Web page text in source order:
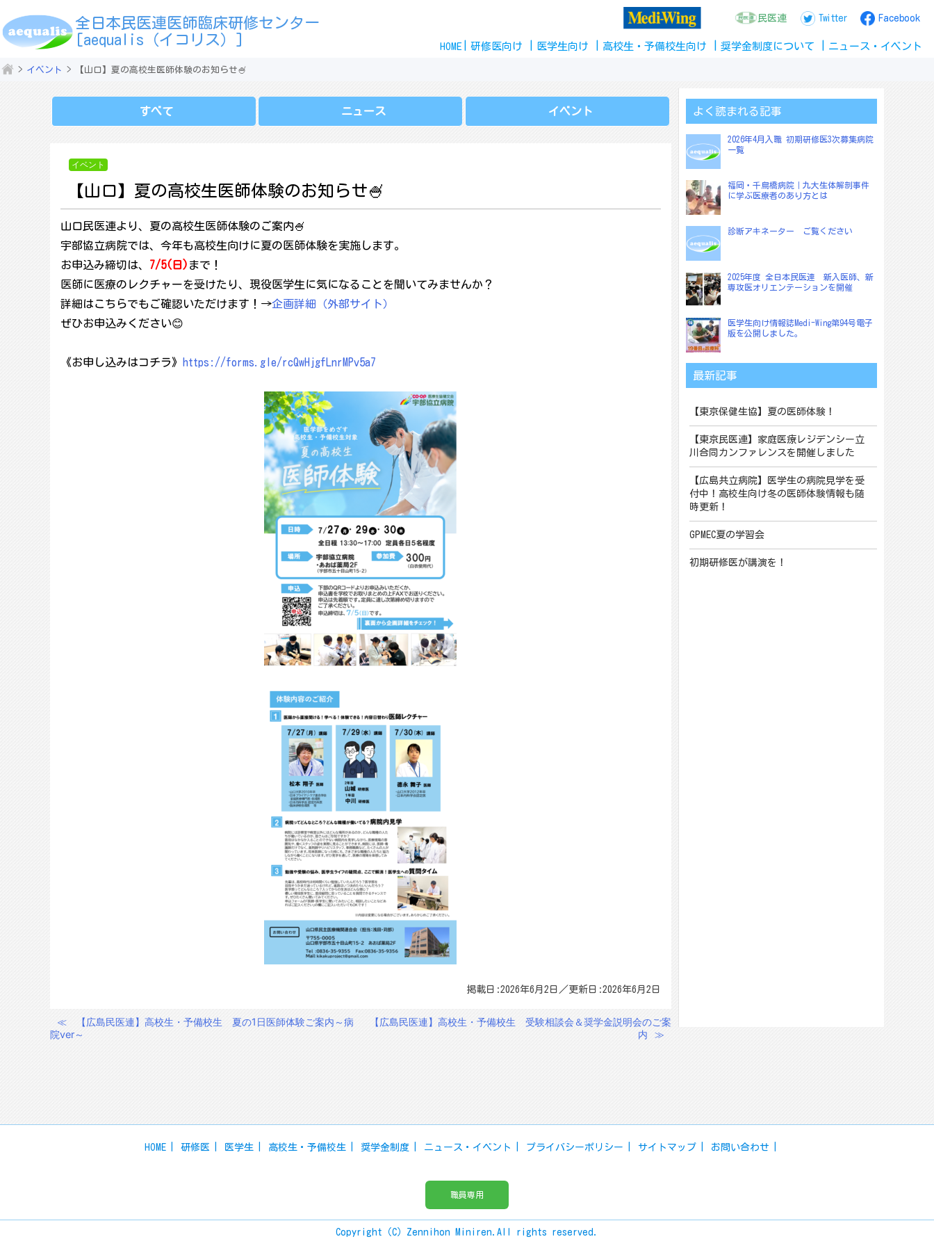
content
全日本民医連医師臨床研修センター
[aequalis（イコリス）]
民医連 Twitter Facebook
HOME 研修医向け 医学生向け 高校生 ・ 予備校生向け 奨学金制度 について ニュース ・ イベント
イベント 【山口】夏の高校生医師体験のお知らせ🍧
すべて ニュース イベント
イベント
【山口】夏の高校生医師体験のお知らせ🍧
山口民医連より、夏の高校生医師体験のご案内🍧
宇部協立病院では、今年も高校生向けに夏の医師体験を実施します。
お申込み締切は、 7/5(日) まで！
医師に医療のレクチャーを受けたり、現役医学生に気になることを聞いてみませんか？
詳細はこちらでもご確認いただけます！→企画詳細（外部サイト）
ぜひお申込みください😊
《お申し込みはコチラ》 https://forms.gle/rcQwHjgfLnrMPv5a7
掲載日:2026年6月2日／更新日:2026年6月2日
投
ー
≪
【広島民医連】高校生・予備校生 夏の1日医師体験ご案内～病
院ver～
【広島民医連】高校生・予備校生 受験相談会＆奨学金説明会のご案
内
≫
よく読まれる記事
2026年4月入職 初期研修医3次募集病院
一覧
福岡・千鳥橋病院｜九大生体解剖事件
に学ぶ医療者のあり方とは
診断アキネーター ご覧ください
2025年度 全日本民医連 新入医師、新
専攻医オリエンテーションを開催
医学生向け情報誌Medi-Wing第94号電子
版を公開しました。
最新記事
【東京保健生協】夏の医師体験！
【東京民医連】家庭医療レジデンシー立
川合同カンファレンスを開催しました
【広島共立病院】医学生の病院見学を受
付中！高校生向け冬の医師体験情報も随
時更新！
GPMEC夏の学習会
初期研修医が講演を！
HOME 研修医 医学生 高校生・予備校生 奨学金制度 ニュース・イベント プライバシーポリシー サイトマップ お問い合わせ
職員専用
Copyright（C）Zennihon Miniren.All rights reserved.